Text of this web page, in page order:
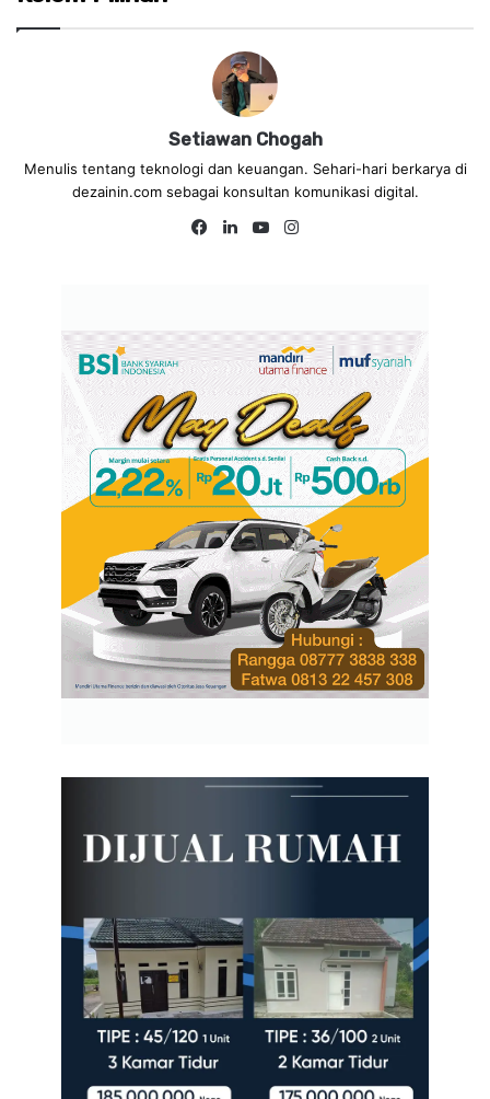
Setiawan Chogah
Menulis tentang teknologi dan keuangan. Sehari-hari berkarya di
dezainin.com sebagai konsultan komunikasi digital.
Fa
Lin
Yo